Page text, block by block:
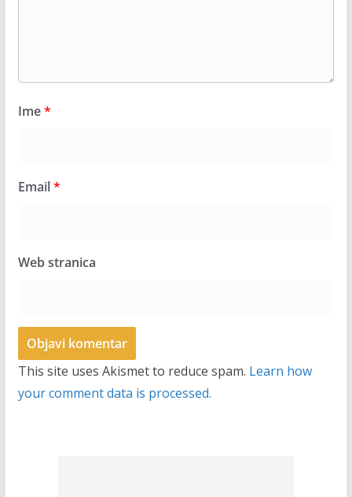
Ime*
Email*
Web stranica
This site uses Akismet to reduce spam. Learn how
your comment data is processed.